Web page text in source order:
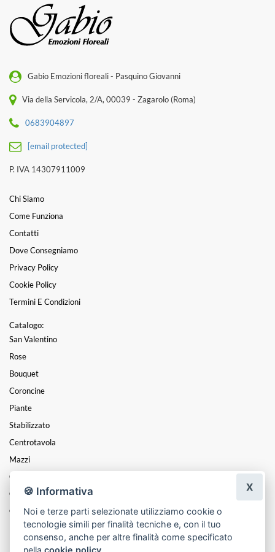
Gabio Emozioni floreali - Pasquino Giovanni
Via della Servicola, 2/A, 00039 - Zagarolo (Roma)
0683904897
[email protected]
P. IVA 14307911009
Chi Siamo
Come Funziona
Contatti
Dove Consegniamo
Privacy Policy
Cookie Policy
Termini E Condizioni
Catalogo:
San Valentino
Rose
Bouquet
Coroncine
Piante
Stabilizzato
Centrotavola
Mazzi
Composizioni
Cesti
Cuori
Funebre
🍪 Informativa
Noi e terze parti selezionate utilizziamo cookie o
tecnologie simili per finalità tecniche e, con il tuo
consenso, anche per altre finalità come specificato
nellacookie policy
X